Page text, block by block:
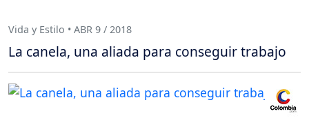
Vida y Estilo • ABR 9 / 2018
La canela, una aliada para conseguir trabajo